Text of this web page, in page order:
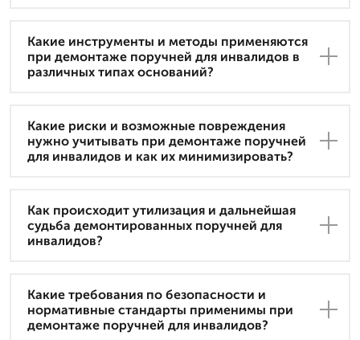
Какие инструменты и методы применяются
при демонтаже поручней для инвалидов в
различных типах оснований?
Какие риски и возможные повреждения
нужно учитывать при демонтаже поручней
для инвалидов и как их минимизировать?
Как происходит утилизация и дальнейшая
судьба демонтированных поручней для
инвалидов?
Какие требования по безопасности и
нормативные стандарты применимы при
демонтаже поручней для инвалидов?